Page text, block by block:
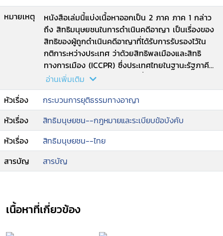
--การปล่อยชั่วคราว.
หมายเหตุ
หนังสือเล่มนี้แบ่งเนื้อหาออกเป็น 2 ภาค ภาค 1 กล่าว
ถึง สิทธิมนุษยชนในการดำเนินคดีอาญา เป็นเรื่องของ
สิทธิของผู้ถูกดำเนินคดีอาญาที่ได้รับการรับรองไว้ใน
กติการะหว่างประเทศ ว่าด้วยสิทธิพลเมืองและสิทธิ
ทางการเมือง (ICCPR) ซึ่งประเทศไทยในฐานะรัฐภาคี
ของกติกาดังกล่าวมีพันธกรณีที่จะต้องดำเนินการให้
เกิดการคุ้มครองสิทธิดังกล่าว ทั้งทางการบัญญัติ
กฎหมายและทางปฏิบัติให้สอดคล้องกับมาตรฐานของ
กติกา ดังกล่าว ในส่วนของภาค 2 กล่าวถึง สิทธิมนุษย
ชนกับการใช้มาตรการบังคับในคดีอาญา ซึ่งเป็นเรื่อง
ของอำนาจของรัฐที่จำเป็นต้องกระทบสิทธิมนุษยชนเพื่อ
รักษาความสงบเรียบร้อยและรวบรวมพยานหลักฐานใน
การดำเนินคดีอาญา เช่น การจับการค้น การควบคุม
การขัง และการปล่อยชั่วคราว.
อ่านเพิ่มเติม
หัวเรื่อง
กระบวนการยุติธรรมทางอาญา
หัวเรื่อง
สิทธิมนุษยชน--กฎหมายและระเบียบข้อบังคับ
หัวเรื่อง
สิทธิมนุษยชน--ไทย
สารบัญ
สารบัญ
เนื้อหาที่เกี่ยวข้อง